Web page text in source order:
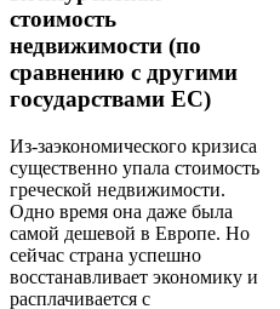
стоимость
недвижимости (по
сравнению с другими
государствами ЕС)
Из-заэкономического кризиса
существенно упала стоимость
греческой недвижимости.
Одно время она даже была
самой дешевой в Европе. Но
сейчас страна успешно
восстанавливает экономику и
расплачивается с